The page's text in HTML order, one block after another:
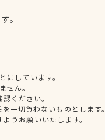
。
しています。
せん。
ください。
一切負わないものとします。
うお願いいたします。